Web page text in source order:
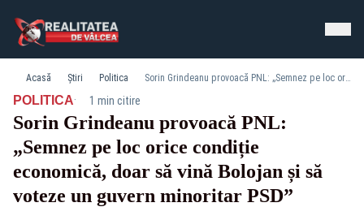
Acasă Știri Politica Sorin Grindeanu provoacă PNL: „Semnez pe loc orice condiție economică, doar să vină Bolojan și să voteze un guvern minoritar PSD”
POLITICA· 1 min citire
Sorin Grindeanu provoacă PNL:
„Semnez pe loc orice condiție
economică, doar să vină Bolojan și să
voteze un guvern minoritar PSD”